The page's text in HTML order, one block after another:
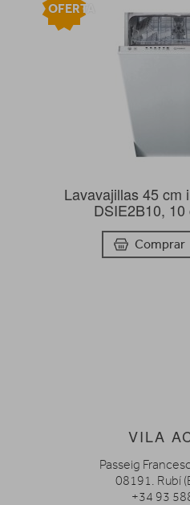
Lavavajillas 45 cm
DSIE2B10,
Comprar
OFERTA
VILA
Passeig
08191. Rubí
+34 93